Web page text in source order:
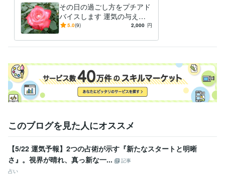
その日の過ごし方をプチアド
バイスします 運気の与える
神秘の世界を覗いてみません
5.0(9) 2,000 円
このブログを見た人にオススメ
【5/22 運気予報】2つの占術が示す『新たなスタートと明晰
さ』。視界が晴れ、真っ新な一...
記事
占い